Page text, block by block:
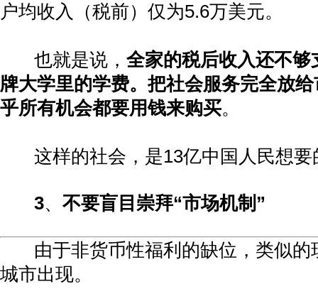
户均收入（税前）仅为5.6万美元。
也就是说， 全家的税后收入还不
牌大学里的学费。把社会服务完全放
乎所有机会都要用钱来购买。
这样的社会，是13亿中国人民想要
3、 不要盲目崇拜“市场机制 ”
由于非货币性福利的缺位，类似
城市出现。